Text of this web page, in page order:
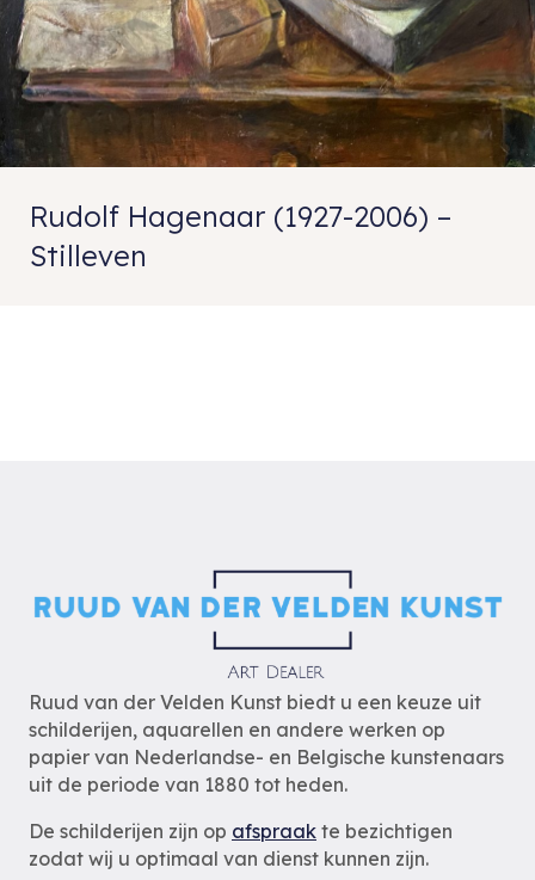
Rudolf Hagenaar (1927-2006) –
Stilleven
Ruud van der Velden Kunst biedt u een keuze uit
schilderijen, aquarellen en andere werken op
papier van Nederlandse- en Belgische kunstenaars
uit de periode van 1880 tot heden.
De schilderijen zijn op afspraak te bezichtigen
zodat wij u optimaal van dienst kunnen zijn.